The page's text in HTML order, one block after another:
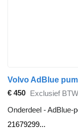
€ 450
Exclusief BTW
Onderdeel - AdBlue-
21679299...